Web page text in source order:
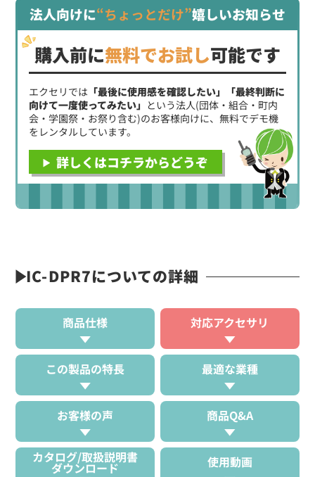
法人向けに“ちょっとだけ”嬉しいお知らせ
購入前に無料でお試し可能です
エクセリでは 「最後に使用感を確認したい」「最終判断に
向けて一度使ってみたい」 という法人(団体・組合・町内
会・学園祭・お祭り含む)のお客様向けに、無料でデモ機
をレンタルしています。
詳しくはコチラからどうぞ
IC-DPR7についての詳細
商品仕様 対応アクセサリ
この製品の特長 最適な業種
お客様の声 商品Q&A
カタログ/取扱説明書
ダウンロード 使用動画